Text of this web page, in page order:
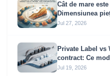
Cât de mare
Dimensiunea
oportunități
Jul 27, 2026
Private Label vs
contract: Ce
potrivește
Jul 19, 2026